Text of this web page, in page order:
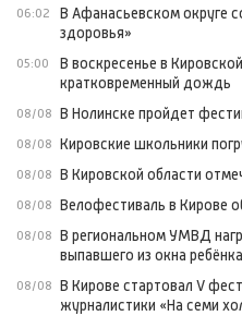
06:02
В Афанасьевском округе
здоровья»
05:00
В воскресенье в
кратковременный дождь
08/08 В Нолинске пройдет
08/08 Кировские школьники
08/08 В Кировской области
08/08 Велофестиваль в Кирове
08/08 В региональном УМВД
выпавшего из окна ребёнка
08/08 В Кирове стартовал V
журналистики «На семи